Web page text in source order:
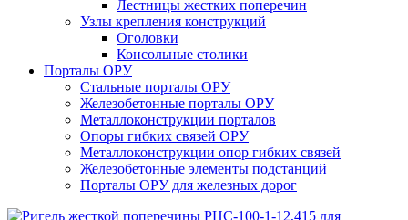
Лестницы жестких поперечин
Узлы крепления конструкций
Оголовки
Консольные столики
Порталы ОРУ
Стальные порталы ОРУ
Железобетонные порталы ОРУ
Металлоконструкции порталов
Опоры гибких связей ОРУ
Металлоконструкции опор гибких связей
Железобетонные элементы подстанций
Порталы ОРУ для железных дорог